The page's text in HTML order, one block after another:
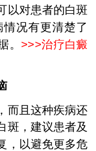
以对患者的白斑
况有更清楚了
。 >>>治疗白癜
且这种疾病还
斑，建议患者及
，以避免更多危